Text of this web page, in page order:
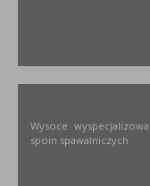
Wysoce
spoin spawalniczych